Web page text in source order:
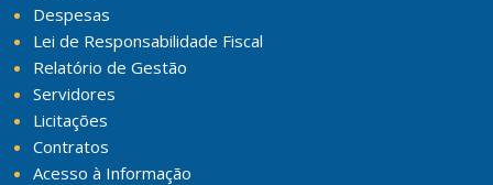
Despesas
Lei de Responsabilidade Fiscal
Relatório de Gestão
Servidores
Licitações
Contratos
Acesso à Informação